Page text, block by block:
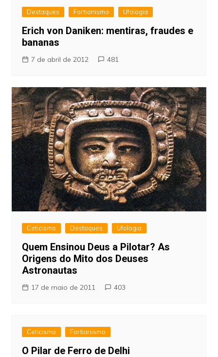
Destaques Fortianismo Ufologia
Erich von Daniken: mentiras, fraudes e
bananas
7 de abril de 2012 481
Ceticismo Destaques Ufologia
Quem Ensinou Deus a Pilotar? As
Origens do Mito dos Deuses
Astronautas
17 de maio de 2011 403
Ceticismo Fortianismo
O Pilar de Ferro de Delhi